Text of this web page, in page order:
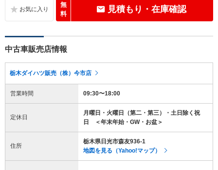
無
料
見積もり・在庫確認
中古車販売店情報
栃木ダイハツ販売（株）今市店
営業時間 09:30〜18:00
定休日
月曜日・火曜日（第二・第三）・土日除く祝
日 ＜年末年始・GW・お盆＞
住所
栃木県日光市森友936-1
地図を見る（Yahoo!マップ）